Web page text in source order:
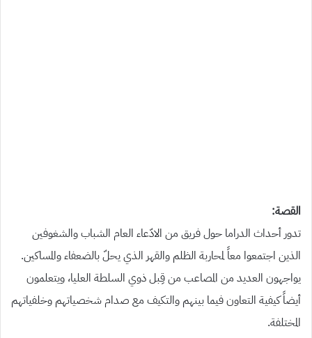
القصة:
تدور أحداث الدراما حول فريق من الادّعاء العام الشباب والشغوفين
الذين اجتمعوا معاً لمحاربة الظلم والقهر الذي يحلّ بالضعفاء والمساكين.
يواجهون العديد من المصاعب من قِبل ذوي السلطة العليا، ويتعلمون
أيضاً كيفية التعاون فيما بينهم والتكيف مع صدام شخصياتهم وخلفياتهم
المختلفة.